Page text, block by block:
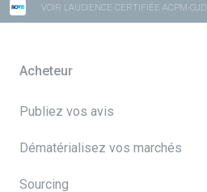
VOIR L'AUDIENCE CERTIFIÉE ACPM-OJD
Acheteur
Publiez vos avis
Dématérialisez vos marchés
Sourcing